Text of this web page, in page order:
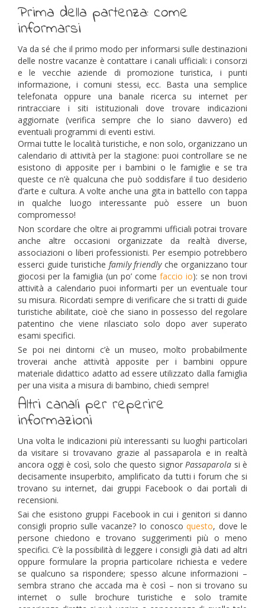
Prima della partenza: come
informarsi
Va da sé che il primo modo per informarsi sulle destinazioni
delle nostre vacanze è contattare i canali ufficiali: i consorzi
e le vecchie aziende di promozione turistica, i punti
informazione, i comuni stessi, ecc. Basta una semplice
telefonata oppure una banale ricerca su internet per
rintracciare i siti istituzionali dove trovare indicazioni
aggiornate (verifica sempre che lo siano davvero) ed
eventuali programmi di eventi estivi.
Ormai tutte le località turistiche, e non solo, organizzano un
calendario di attività per la stagione: puoi controllare se ne
esistono di apposite per i bambini o le famiglie e se tra
queste ce n’è qualcuna che può soddisfare il tuo desiderio
d’arte e cultura. A volte anche una gita in battello con tappa
in qualche luogo interessante può essere un buon
compromesso!
Non scordare che oltre ai programmi ufficiali potrai trovare
anche altre occasioni organizzate da realtà diverse,
associazioni o liberi professionisti. Per esempio potrebbero
esserci guide turistiche family friendlyche organizzano tour
giocosi per la famiglia (un po’ come faccio io): se non trovi
attività a calendario puoi informarti per un eventuale tour
su misura. Ricordati sempre di verificare che si tratti di guide
turistiche abilitate, cioè che siano in possesso del regolare
patentino che viene rilasciato solo dopo aver superato
esami specifici.
Se poi nei dintorni c’è un museo, molto probabilmente
troverai anche attività apposite per i bambini oppure
materiale didattico adatto ad essere utilizzato dalla famiglia
per una visita a misura di bambino, chiedi sempre!
Altri canali per reperire
informazioni
Una volta le indicazioni più interessanti su luoghi particolari
da visitare si trovavano grazie al passaparola e in realtà
ancora oggi è così, solo che questo signor Passaparola si è
decisamente insuperbito, amplificato da tutti i forum che si
trovano su internet, dai gruppi Facebook o dai portali di
recensioni.
Sai che esistono gruppi Facebook in cui i genitori si danno
consigli proprio sulle vacanze? Io conosco questo, dove le
persone chiedono e trovano suggerimenti più o meno
specifici. C’è la possibilità di leggere i consigli già dati ad altri
oppure formulare la propria particolare richiesta e vedere
se qualcuno sa rispondere; spesso alcune informazioni –
sembra strano che accada ma è così – non si trovano su
internet o sulle brochure turistiche e solo tramite